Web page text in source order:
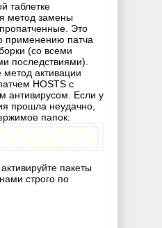
таблетке
метод замены
Это
применению патча
(со всеми
последствиями).
метод активации
HOSTS с
антивирусом. Если у
прошла неудачно,
папок:
пакеты
строго по